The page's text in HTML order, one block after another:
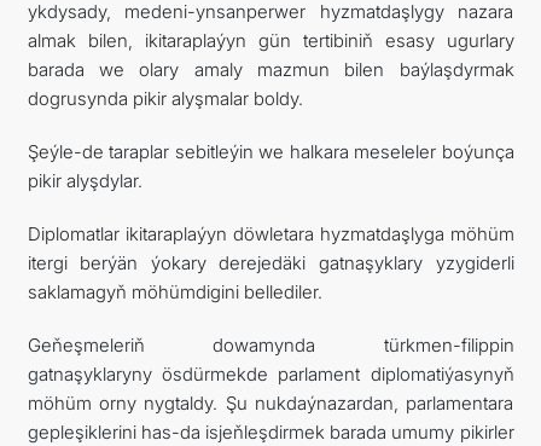
ykdysady, medeni-ynsanperwer hyzmatdaşlygy nazara
almak bilen, ikitaraplaýyn gün tertibiniň esasy ugurlary
barada we olary amaly mazmun bilen baýlaşdyrmak
dogrusynda pikir alyşmalar boldy.
Şeýle-de taraplar sebitleýin we halkara meseleler boýunça
pikir alyşdylar.
Diplomatlar ikitaraplaýyn döwletara hyzmatdaşlyga möhüm
itergi berýän ýokary derejedäki gatnaşyklary yzygiderli
saklamagyň möhümdigini bellediler.
Geňeşmeleriň dowamynda türkmen-filippin
gatnaşyklaryny ösdürmekde parlament diplomatiýasynyň
möhüm orny nygtaldy. Şu nukdaýnazardan, parlamentara
gepleşiklerini has-da isjeňleşdirmek barada umumy pikirler